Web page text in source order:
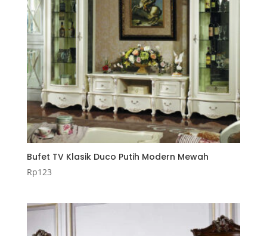
Bufet TV Klasik Duco Putih Modern Mewah
Rp123